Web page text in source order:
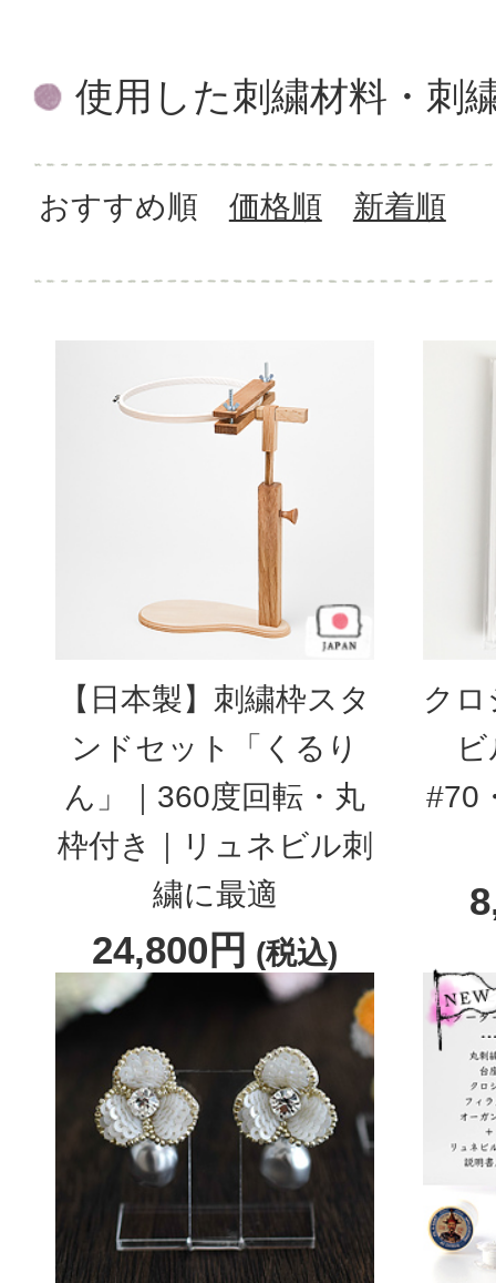
使用した刺繍材料・刺
おすすめ順 価格順 新着順
【日本製】刺繍枠スタ
ンドセット「くるり
ん」｜360度回転・丸
枠付き｜リュネビル刺
繍に最適
24,800円 (税込)
ク
#70